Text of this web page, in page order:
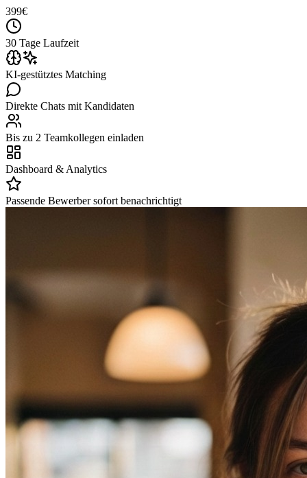
399€
30 Tage Laufzeit
KI-gestütztes Matching
Direkte Chats mit Kandidaten
Bis zu 2 Teamkollegen einladen
Dashboard & Analytics
Passende Bewerber sofort benachrichtigt